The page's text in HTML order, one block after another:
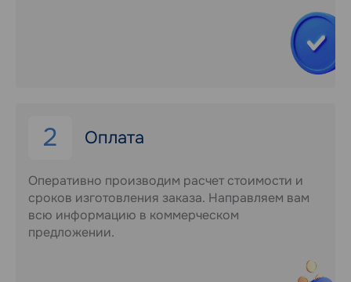
2 Оплата
Оперативно производим расчет стоимости и
сроков изготовления заказа. Направляем вам
всю информацию в коммерческом
предложении.